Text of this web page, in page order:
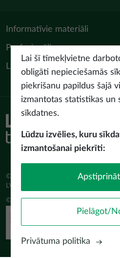
Informatīvie materiāli
Profesionāļiem
LIAA Tūrisma departaments
© Latvijas Investīciju un attīstības
LV-1442 www.liaa.gov.lv
© 2026 latvia.travel. All rights
Lai šī tīmekļvietne
obligāti nepieciešamās
piekrišanu papildus šajā
izmantotas statistikas un
sīkdatnes.
Lūdzu izvēlies, kuru
izmantošanai piekrīti:
Pielāgot/
Privātuma politika